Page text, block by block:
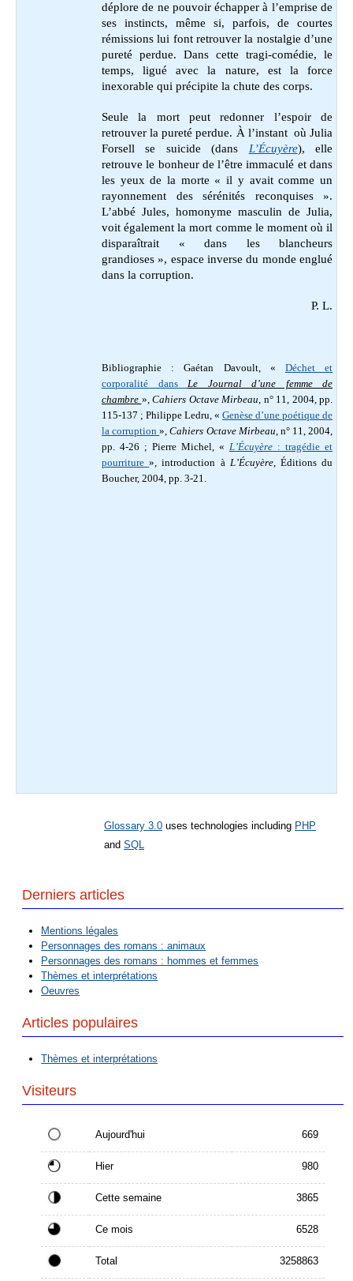
déplore de ne pouvoir échapper à l’emprise de
ses instincts, même si, parfois, de courtes
rémissions lui font retrouver la nostalgie d’une
pureté perdue. Dans cette tragi-comédie, le
temps, ligué avec la nature, est la force
inexorable qui précipite la chute des corps.
Seule la mort peut redonner l’espoir de
retrouver la pureté perdue. À l’instant où Julia
Forsell se suicide (dans L’Écuyère), elle
retrouve le bonheur de l’être immaculé et dans
les yeux de la morte « il y avait comme un
rayonnement des sérénités reconquises ».
L’abbé Jules, homonyme masculin de Julia,
voit également la mort comme le moment où il
disparaîtrait « dans les blancheurs
grandioses », espace inverse du monde englué
dans la corruption.
P. L.
Bibliographie : Gaétan Davoult, « Déchet et
corporalité dans Le Journal d’une femme de
chambre », Cahiers Octave Mirbeau , n° 11, 2004, pp.
115-137 ; Philippe Ledru, « Genèse d’une poétique de
la corruption»,Cahiers Octave Mirbeau , n° 11, 2004,
pp. 4-26 ; Pierre Michel, « L’Écuyère : tragédie et
pourriture», introduction à L’Écuyère, Éditions du
Boucher, 2004, pp. 3-21.
Glossary 3.0 uses technologies including PHP
and SQL
Derniers articles
Mentions légales
Personnages des romans : animaux
Personnages des romans : hommes et femmes
Thèmes et interprétations
Oeuvres
Articles populaires
Thèmes et interprétations
Visiteurs
Aujourd'hui 669
Hier 980
Cette semaine 3865
Ce mois 6528
Total 3258863